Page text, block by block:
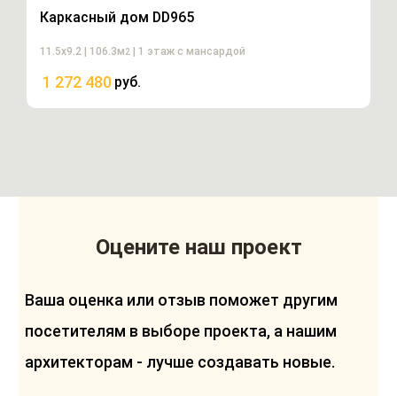
Каркасный дом DD965
11.5х9.2 | 106.3м2 | 1 этаж с мансардой
1 272 480 руб.
Оцените наш проект
Ваша оценка или отзыв поможет другим
посетителям в выборе проекта, а нашим
архитекторам - лучше создавать новые.